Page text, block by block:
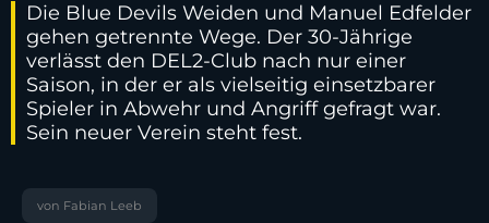
Die Blue Devils Weiden und Manuel Edfelder
gehen getrennte Wege. Der 30-Jährige
verlässt den DEL2-Club nach nur einer
Saison, in der er als vielseitig einsetzbarer
Spieler in Abwehr und Angriff gefragt war.
Sein neuer Verein steht fest.
von Fabian Leeb